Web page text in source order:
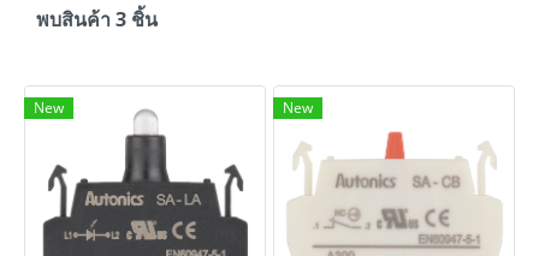
พบสินค้า 3 ชิ้น
New New